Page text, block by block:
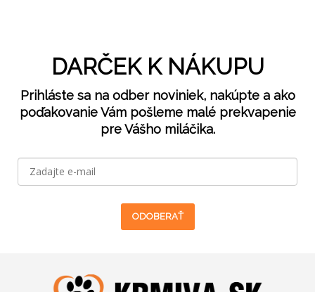
DARČEK K NÁKUPU
Prihláste sa na odber noviniek, nakúpte a ako
poďakovanie Vám pošleme malé prekvapenie
pre Vášho miláčika.
ODOBERAŤ